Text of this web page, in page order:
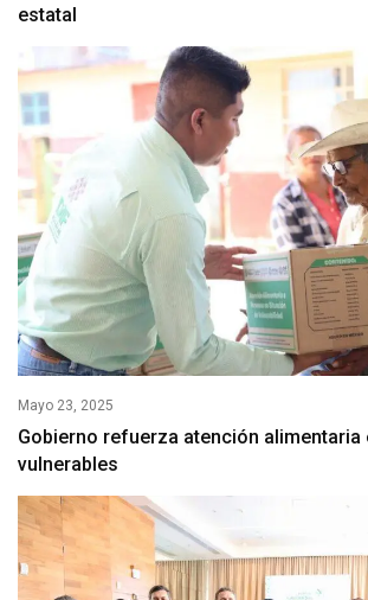
estatal
Mayo 23, 2025
Gobierno refuerza atención alimentaria
vulnerables